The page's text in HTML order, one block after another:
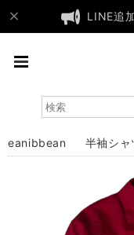
LINE追
eanibbean 半袖シャ